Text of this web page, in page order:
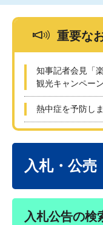
重要な
知事記者会見「
観光キャンペー
熱中症を予防し
入札・公売
入札公告の検